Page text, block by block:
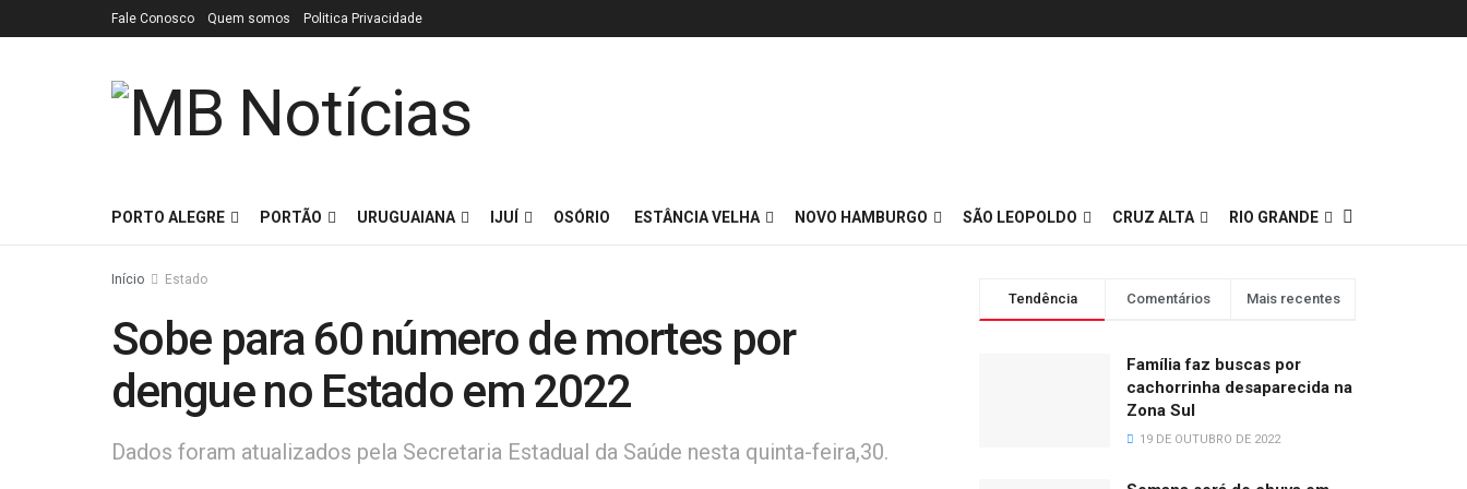
Fale Conosco Quem somos Politica Privacidade
PORTO ALEGRE PORTÃO URUGUAIANA IJUÍ OSÓRIO ESTÂNCIA VELHA NOVO HAMBURGO SÃO LEOPOLDO CRUZ ALTA RIO GRANDE
Início Estado
Sobe para 60 número de mortes por
dengue no Estado em 2022
Dados foram atualizados pela Secretaria Estadual da Saúde nesta quinta-feira,30.
Tendência Comentários Mais recentes
Família faz buscas por
cachorrinha desaparecida na
Zona Sul
19 DE OUTUBRO DE 2022